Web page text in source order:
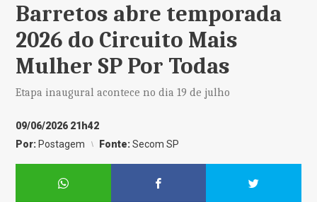
Barretos abre temporada
2026 do Circuito Mais
Mulher SP Por Todas
Etapa inaugural acontece no dia 19 de julho
09/06/2026 21h42
Por: Postagem Fonte:Secom SP